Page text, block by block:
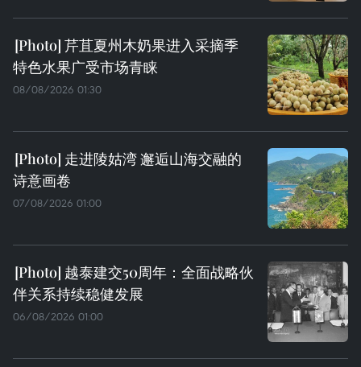
芹苴夏州木奶果进入采摘季
特色水果广受市场青睐
08/08/2026 01:30
走进陵姑湾 邂逅山海交融的
诗意画卷
07/08/2026 01:00
越泰建交50周年：全面战略伙
伴关系持续稳健发展
06/08/2026 01:00